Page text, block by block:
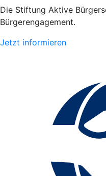
Die Stiftung Aktive
Bürgerengagement.
Jetzt informieren